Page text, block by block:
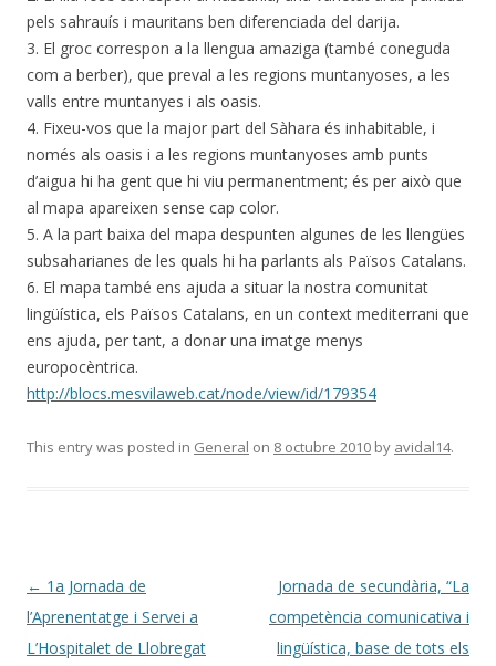
pels sahrauís i mauritans ben diferenciada del darija.
3. El groc correspon a la llengua amaziga (també coneguda
com a berber), que preval a les regions muntanyoses, a les
valls entre muntanyes i als oasis.
4. Fixeu-vos que la major part del Sàhara és inhabitable, i
només als oasis i a les regions muntanyoses amb punts
d’aigua hi ha gent que hi viu permanentment; és per això que
al mapa apareixen sense cap color.
5. A la part baixa del mapa despunten algunes de les llengües
subsaharianes de les quals hi ha parlants als Països Catalans.
6. El mapa també ens ajuda a situar la nostra comunitat
lingüística, els Països Catalans, en un context mediterrani que
ens ajuda, per tant, a donar una imatge menys
europocèntrica.
http://blocs.mesvilaweb.cat/node/view/id/179354
This entry was posted in General on 8 octubre 2010 by avidal14.
Post
navigation
← 1a Jornada de
l’Aprenentatge i Servei a
L’Hospitalet de Llobregat
Jornada de secundària, “La
competència comunicativa i
lingüística, base de tots els